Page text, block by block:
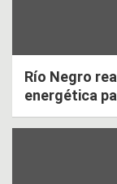
Río Negro
energética